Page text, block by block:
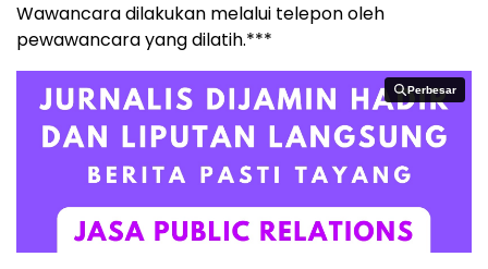
Wawancara dilakukan melalui telepon oleh
pewawancara yang dilatih.***
Perbesar
Perbesar